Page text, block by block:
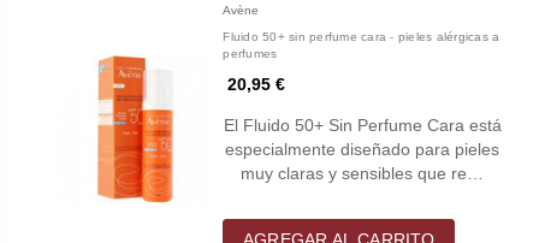
Avène
Fluido 50+ sin perfume cara - pieles alérgicas a
perfumes
20,95 €
El Fluido 50+ Sin Perfume Cara está
especialmente diseñado para pieles
muy claras y sensibles que re…
AGREGAR AL CARRITO